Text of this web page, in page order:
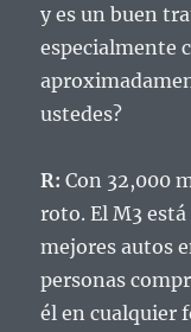
y es un buen
especialmente
ustedes?
R: Con 32,000
roto. El M3
mejores autos
personas
él en cualquier